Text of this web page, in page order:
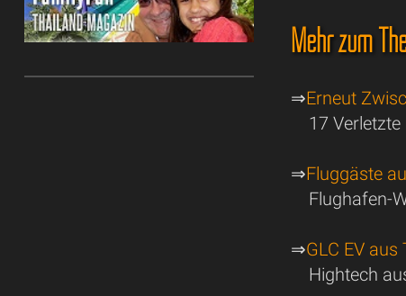
Mehr zum
⇒Erneut
17
⇒Fluggäste
Flughafen-
⇒GLC EV
Hightech